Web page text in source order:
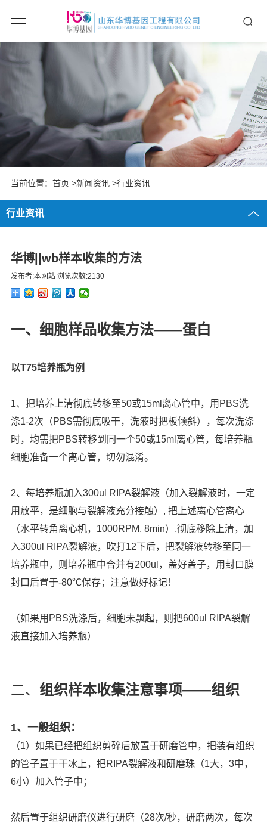
当前位置： 首页 >新闻资讯 >行业资讯
行业资讯
华博||wb样本收集的方法
发布者:本网站 浏览次数:2130
一、 细胞样品收集方法——蛋白
以T75培养瓶为例
1、 把培养上清彻底转移至50或15ml 离心管中，用 PBS洗
涤1-2次（PBS需彻底吸干，洗液时把板倾斜），每次洗涤
时，均需把PBS转移到同一个50或15ml 离心管，每培养瓶
细胞准备一个离心管，切勿混淆。
2、 每培养瓶加入300ul RIPA裂解液（加入裂解液时，一定
用放平，是细胞与裂解液充分接触） , 把上述离心管离心
（水平转角离心机， 1000RPM, 8min） ,彻底移除上清，加
入300ul RIPA裂解液，吹打12下后，把裂解液转移至同一
培养瓶中，则培养瓶中合并有200ul ，盖好盖子，用封口膜
封口后置于-80℃保存；注意做好标记！
（如果用 PBS洗涤后，细胞未飘起，则把600ul RIPA裂解
液直接加入培养瓶）
二、 组织样本收集注意事项——组织
1、一般组织：
（1）如果已经把组织剪碎后放置于研磨管中，把装有组织
的管子置于干冰上，把RIPA裂解液和研磨珠（1大， 3中，
6小）加入管子中；
然后置于组织研磨仪进行研磨（28次/秒，研磨两次，每次